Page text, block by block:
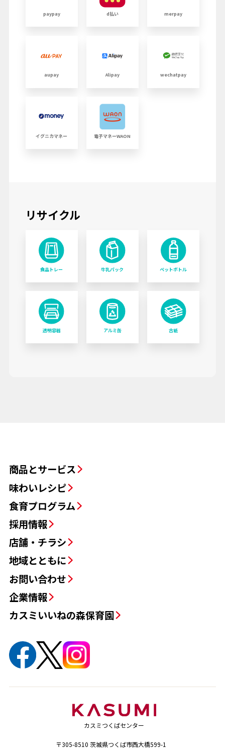
paypay d払い merpay
aupay Alipay wechatpay
イグニカマネー 電子マネーWAON
リサイクル
食品トレー 牛乳パック ペットボトル
透明容器 アルミ缶 古紙
商品とサービス
味わいレシピ
食育プログラム
採用情報
店舗・チラシ
地域とともに
お問い合わせ
企業情報
カスミいいねの森保育園
カスミつくばセンター
〒305-8510 茨城県つくば市西大橋599-1